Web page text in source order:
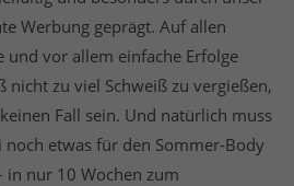
Werbung geprägt. Auf allen
und vor allem einfache Erfolge
nicht zu viel Schweiß zu vergießen,
Fall sein. Und natürlich muss
noch etwas für den Sommer-Body
in nur 10 Wochen zum